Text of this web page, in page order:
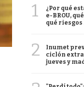
1
¿Por qué
e-BROU,
qué riesgos
2
Inumet
ciclón
jueves y